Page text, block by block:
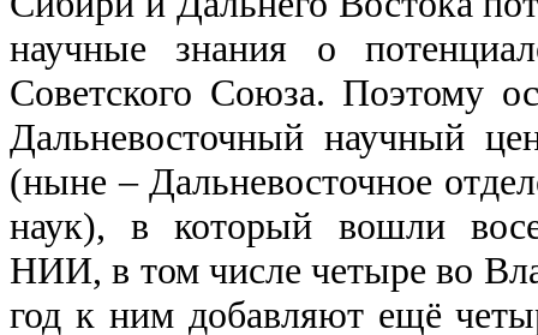
научные знания о
Советского Союза. Поэтому
Дальневосточный научный
(ныне – Дальневосточное
наук), в который вошли
НИИ, в том числе четыре во
год к ним добавляют ещё